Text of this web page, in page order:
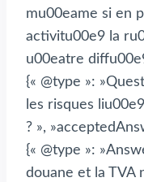
mu00eame si en
activitu00e9 la
u00eatre
{« @type »:
les risques
? »,
{« @type »:
douane et la TVA